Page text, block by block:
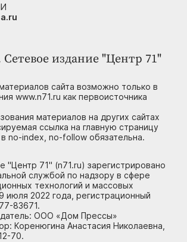
Сетевое издание "Центр 71"
сайта возможно только в
www.n71.ru как первоисточника
материалов на других сайтах
ссылка на главную страницу
no-index, no-follow обязательна.
"Центр 71" (n71.ru) зарегистрировано
службой по надзору в сфере
технологий и массовых
июля 2022 года, регистрационный
83671.
ООО «Дом Прессы»
Коренюгина Анастасия Николаевна,
70.